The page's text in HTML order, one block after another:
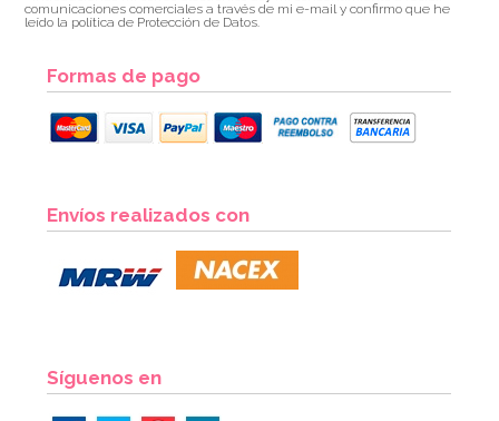
comunicaciones comerciales a través de mi e-mail y confirmo que he
leído la política de Protección de Datos.
Formas de pago
Envíos realizados con
Síguenos en